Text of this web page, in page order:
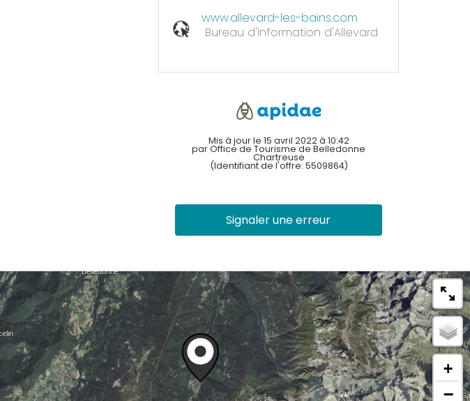
www.allevard-les-bains.com
Bureau d'Information d'Allevard
Mis à jour le 15 avril 2022 à 10:42
par Office de Tourisme de Belledonne
Chartreuse
(Identifiant de l'offre: 5509864)
Signaler une erreur
+
−